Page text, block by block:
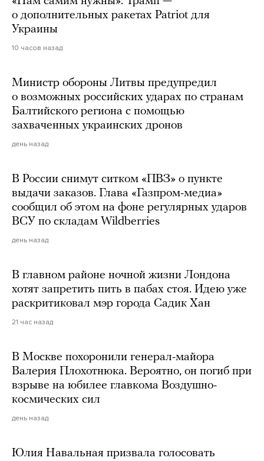
о дополнительных ракетах Patriot для
Украины
10 часов назад
Министр обороны Литвы предупредил
о возможных российских ударах по странам
Балтийского региона с помощью
захваченных украинских дронов
день назад
В России снимут ситком «ПВЗ» о пункте
выдачи заказов. Глава «Газпром-медиа»
сообщил об этом на фоне регулярных ударов
ВСУ по складам Wildberries
день назад
В главном районе ночной жизни Лондона
хотят запретить пить в пабах стоя. Идею уже
раскритиковал мэр города Садик Хан
21 час назад
В Москве похоронили генерал-майора
Валерия Плохотнюка. Вероятно, он погиб при
взрыве на юбилее главкома Воздушно-
космических сил
день назад
Юлия Навальная призвала голосовать